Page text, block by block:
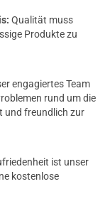
Qualität muss
Produkte zu
engagiertes Team
rund um die
und freundlich zur
ist unser
kostenlose